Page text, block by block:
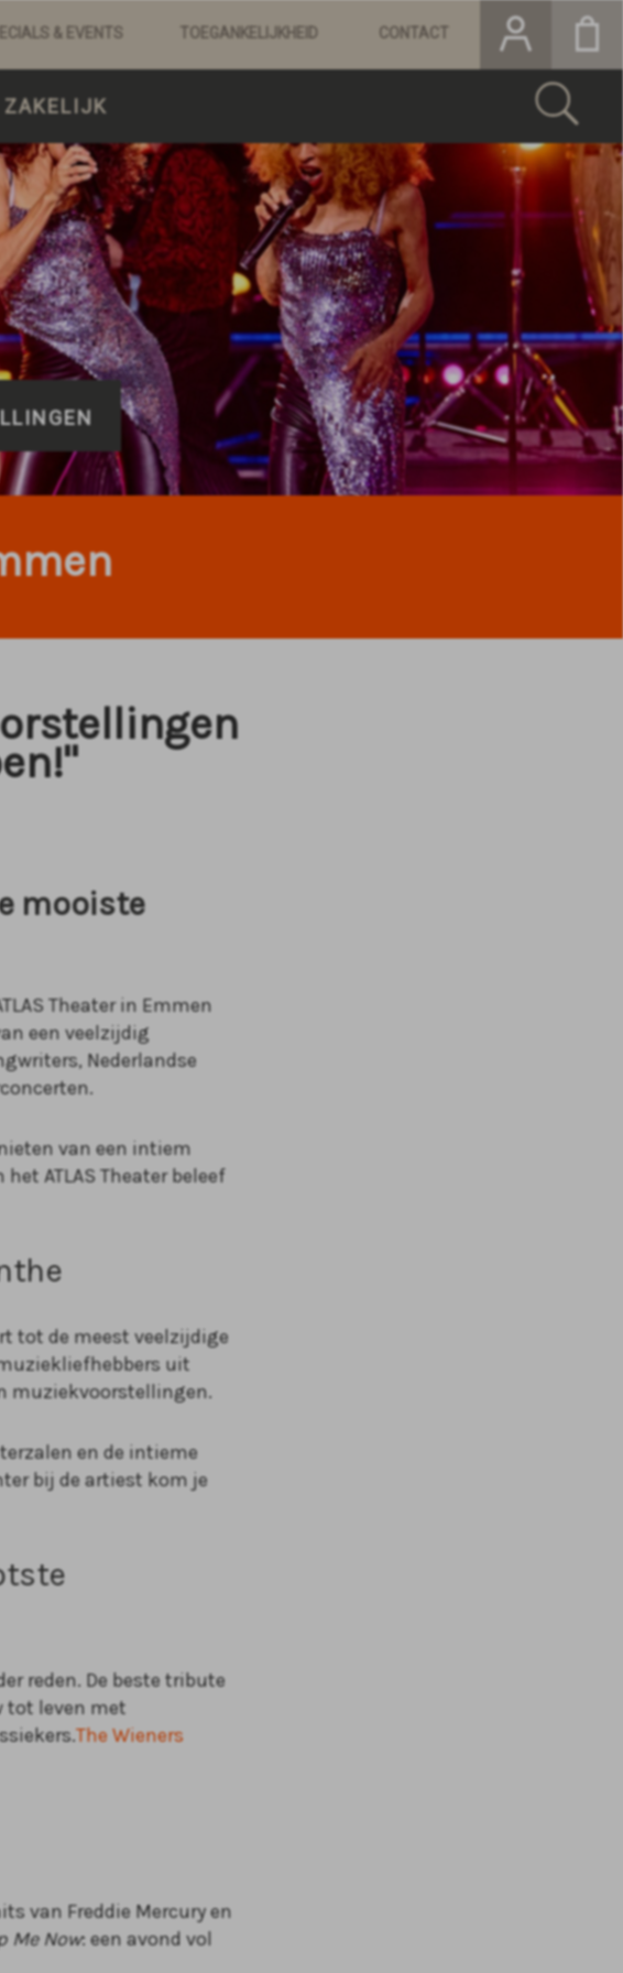
CONTACT
TOEGANKELIJKHEID
& EVENTS
ZAKELIJK
mooiste
Theater in Emmen
een veelzijdig
Nederlandse
van een intiem
ATLAS Theater beleef
tot de meest veelzijdige
uit
muziekvoorstellingen.
en de intieme
bij de artiest kom je
reden. De beste tribute
tot leven met
The Wieners
van Freddie Mercury en
Me Now: een avond vol